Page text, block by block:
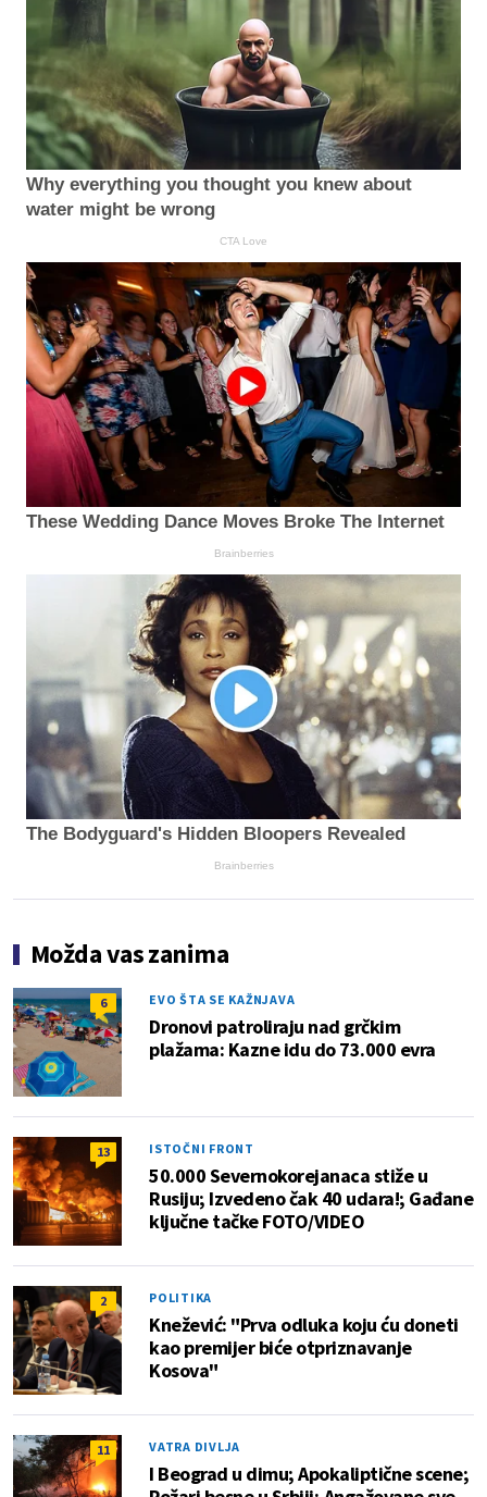
Why everything you thought you knew about
water might be wrong
CTA Love
These Wedding Dance Moves Broke The Internet
Brainberries
The Bodyguard's Hidden Bloopers Revealed
Brainberries
Možda vas zanima
6 EVO ŠTA SE KAŽNJAVA
Dronovi patroliraju nad grčkim
plažama: Kazne idu do 73.000 evra
13 ISTOČNI FRONT
50.000 Severnokorejanaca stiže u
Rusiju; Izvedeno čak 40 udara!; Gađane
ključne tačke FOTO/VIDEO
2 POLITIKA
Knežević: "Prva odluka koju ću doneti
kao premijer biće otpriznavanje
Kosova"
11 VATRA DIVLJA
I Beograd u dimu; Apokaliptične scene;